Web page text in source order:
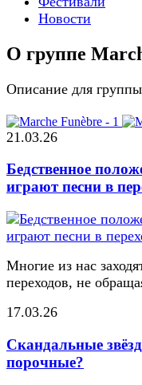
Новости
О группе
Описание для
21.03.26
Бедственное
играют песни в
Многие из нас
переходов, не
17.03.26
Скандальные
порочные?